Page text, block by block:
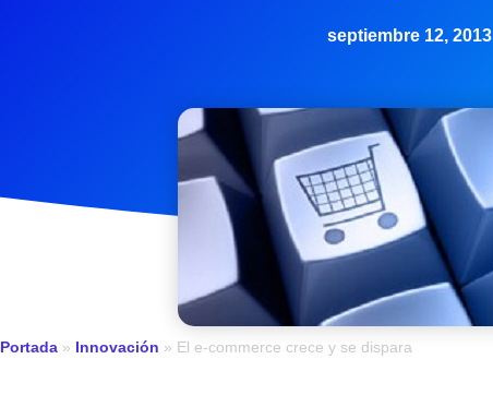
septiembre 12, 2013
Portada » Innovación » El e-commerce crece y se dispara